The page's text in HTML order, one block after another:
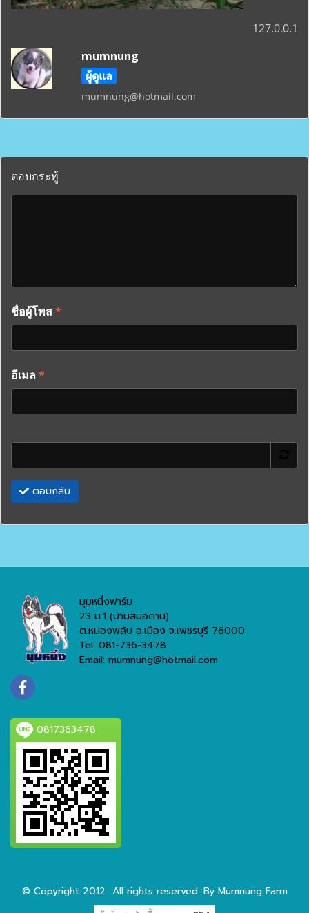
127.0.0.1
mumnung
ผู้ดูแล
mumnung@hotmail.com
ตอบกระทู้
ชื่อผู้โพส*
อีเมล *
ตอบกลับ
มุมหนึ่งฟาร์ม
23 ม.1 (บ้านสมอดาน)
ต.หนองพลับ อ.เมือง จ.เพชรบุรี 76000
Tel. 081-736-3478
Email: mumnung@hotmail.com
0817363478
© Copyright 2012 All rights reserved. By Mumnung Farm